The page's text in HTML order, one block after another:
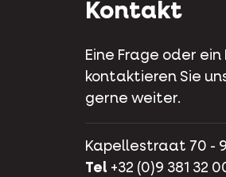
Kontakt
Eine Frage oder
kontaktieren Sie
gerne weiter.
Kapellestraat 70 -
Tel +32 (0)9 381 32